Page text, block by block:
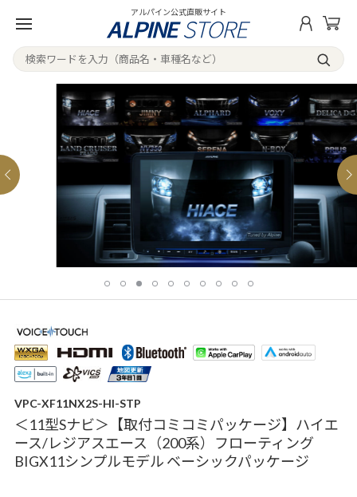
アルパイン公式直販サイト
VPC-XF11NX2S-HI-STP
＜11型Sナビ＞【取付コミコミパッケージ】ハイエ
ース/レジアスエース（200系）フローティング
BIGX11シンプルモデル ベーシックパッケージ